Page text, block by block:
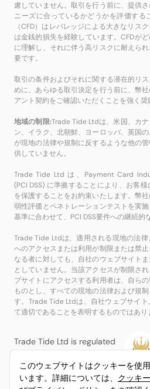
慮していません。取引を行う前に、提供
ニーズに合っているかどうかを評価する
（CFD）はレバレッジによる大きなリス
は金銭的損失を経験しています。CFDが
に理解し、それに伴う高リスクに耐えら
要です。
取引の条件およびそれに関する潜在的リ
めに、あらゆる取引決定を行う前に、幣
アント契約をご確認いただくことを強く奨
地域の制限:Trade Tide Ltdは、米国、カ
ン、イラク、北朝鮮、ヨーロッパ、英国
が現地の法律や規制に反するような他の
供していません。
Trade Tide Ltd は、Payment Card
(PCI DSS) に準拠することにより、お客
を保護することをお約束いたします。幣
弱性評価とペネトレーションテストを実
基準に合わせて、PCI DSS要件への継続的
Trade Tide Ltdは、適用される現地の法
へのアクセスまたは利用が制限または禁
なる者に対しても、自社のウェブサイト
としていません。当該アクセスが制限さ
ブサイトにアクセスする利用者は、自ら
ものとし、すべての現地の法律および規
す。Trade Tide Ltdは、自社ウェブサイ
て適切であることを表明するものではあり
Trade Tide Ltd is regulated
このウェブサイトはクッキーを使
います。詳細については、 クッキ